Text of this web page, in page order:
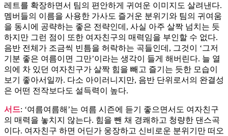
레트를 확장하면서 팀의 편안하게 귀여운 이미지도 살려낸다.
멤버들의 이름을 사용한 가사도 즐거운 분위기와 팀의 귀여움
을 동시에 공략하는 좋은 전략인데, 사실 아주 살짝 넘치는 듯
하지만 그런 점이 또한 여자친구의 매력임을 부인할 수 없다.
음반 전체가 조금씩 빈틈을 허락하는 곡들인데, 그것이 ‘그저
기분 좋은 여름이면 그만’이라는 생각이 들게 해버린다. 늘 열
의에 차 있던 여자친구가 살짝 힘을 빼고 즐기는 듯한 모습이
보기 좋아서일까. 다소 아이러니지만, 음반 단위로서의 완결성
은 어떤 전작보다도 설득력이 높다.
서드: ‘여름여름해’는 여름 시즌에 듣기 좋으면서도 여자친구
의 매력을 놓치지 않는다. 힘을 뺀 채 경쾌하고 청량한 댄스곡
이다. 여자친구 하면 어딘가 웅장하고 신비로운 분위기만 떠오